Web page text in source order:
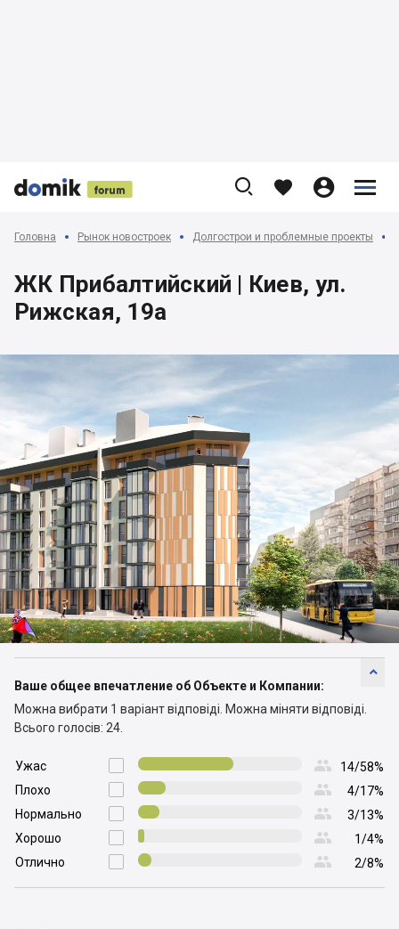


 
    


Головна Рынок новостроек Долгострои и проблемные проекты
ЖК Прибалтийский | Киев, ул.
Рижская, 19а

Ваше общее впечатление об Объекте и Компании:
Можна вибрати 1 варіант відповіді. Можна міняти відповіді.
Всього голосів: 24.

Ужас  14/58%

Плохо  4/17%

Нормально  3/13%

Хорошо  1/4%

Отлично  2/8%